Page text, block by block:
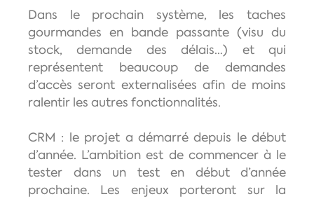
Dans le prochain système, les taches
gourmandes en bande passante (visu du
stock, demande des délais…) et qui
représentent beaucoup de demandes
d’accès seront externalisées afin de moins
ralentir les autres fonctionnalités.
CRM : le projet a démarré depuis le début
d’année. L’ambition est de commencer à le
tester dans un test en début d’année
prochaine. Les enjeux porteront sur la